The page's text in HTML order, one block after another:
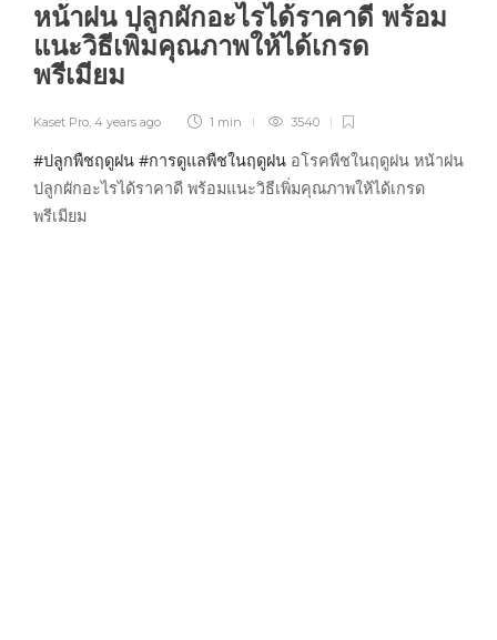
หน้าฝน ปลูกผักอะไรได้ราคาดี พร้อม
แนะวิธีเพิ่มคุณภาพให้ได้เกรด
พรีเมียม
Kaset Pro, 4 years ago 1 min 3540
#ปลูกพืชฤดูฝน #การดูแลพืชในฤดูฝน อโรคพืชในฤดูฝน หน้าฝน
ปลูกผักอะไรได้ราคาดี พร้อมแนะวิธีเพิ่มคุณภาพให้ได้เกรด
พรีเมียม